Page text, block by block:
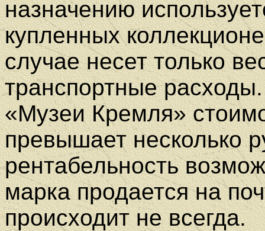
назначению
купленных
случае несет только
транспортные
«Музеи Кремля»
превышает несколько
рентабельность
марка продается на
происходит не всегда.